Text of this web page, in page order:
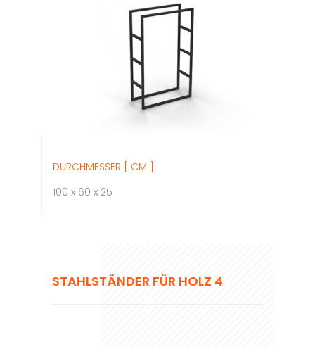
DURCHMESSER [ CM ]
100 x 60 x 25
STAHLSTÄNDER FÜR HOLZ 4